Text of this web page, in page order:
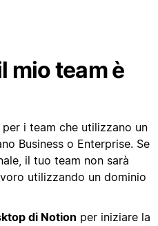
mio team è
i team che utilizzano un
Business o Enterprise. Se
il tuo team non sarà
utilizzando un dominio
di Notion per iniziare la